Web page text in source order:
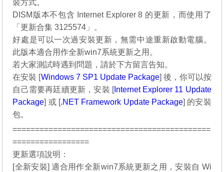
裝方式。
DISM版本不包含 Internet Explorer 8 的更新，而使用了
「更新合集 3125574」。
好處是可以一次過安裝更新，無需中途重新啟動電腦。
此版本適合用作全新win7系統更新之用。
若大家測試時遇到問題，請於下方留言告知。
在安裝 [Windows 7 SP1 Update Package] 後，你可以按
自己需要再廷續更新，安裝 [Internet Explorer 11 Update
Package] 或 [.NET Framework Update Package] 的安裝
包。
============================================
=================
更新選項說明：
[全新安裝] 適合用作全新win7系統更新之用，安裝自 Wi